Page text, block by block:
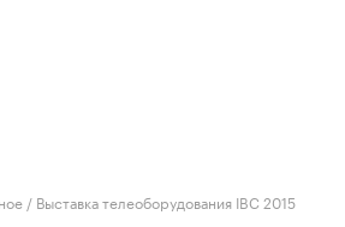
/ Выставка телеоборудования IBC 2015